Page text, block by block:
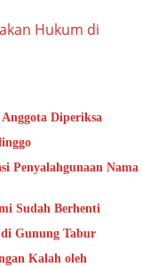
Hukum di
Diperiksa
Penyalahgunaan Nama
Sudah Berhenti
Gunung Tabur
Kalah oleh